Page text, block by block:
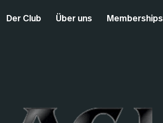
Der Club Über uns Memberships